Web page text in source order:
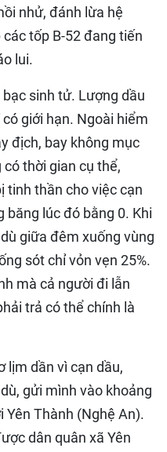
nhử, đánh lừa hệ
tốp B-52 đang tiến
lui.
sinh tử. Lượng dầu
giới hạn. Ngoài hiểm
địch, bay không mục
thời gian cụ thể,
tinh thần cho việc cạn
băng lúc đó bằng 0. Khi
giữa đêm xuống vùng
sót chỉ vỏn vẹn 25%.
mà cả người đi lẫn
trả có thể chính là
lịm dần vì cạn dầu,
gửi mình vào khoảng
Yên Thành (Nghệ An).
dân quân xã Yên